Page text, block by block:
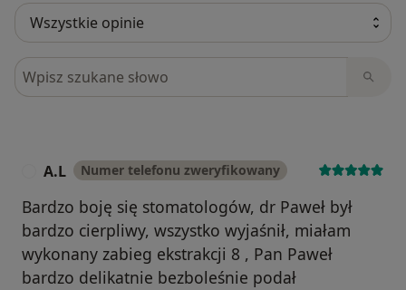
Szukaj w opiniach
A.L Numer telefonu zweryfikowany
Bardzo boję się stomatologów, dr Paweł był
bardzo cierpliwy, wszystko wyjaśnił, miałam
wykonany zabieg ekstrakcji 8 , Pan Paweł
bardzo delikatnie bezboleśnie podał